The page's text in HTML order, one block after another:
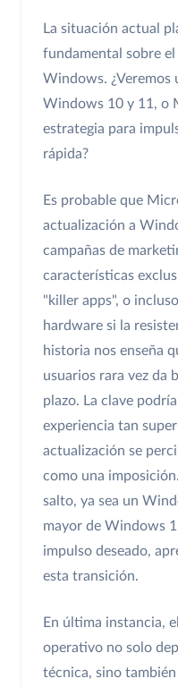
La situación actual
fundamental sobre
Windows. ¿Veremos
Windows 10 y 11, o
estrategia para
rápida?
Es probable que
actualización a
campañas de
características
"killer apps", o
hardware si la
historia nos enseña
usuarios rara vez da
plazo. La clave
experiencia tan
actualización se
como una
salto, ya sea un
mayor de Windows
impulso deseado,
esta transición.
En última instancia,
operativo no solo
técnica, sino